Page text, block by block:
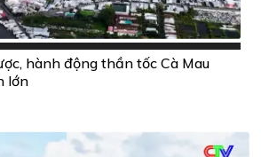
hành động thần tốc Cà Mau
lớn